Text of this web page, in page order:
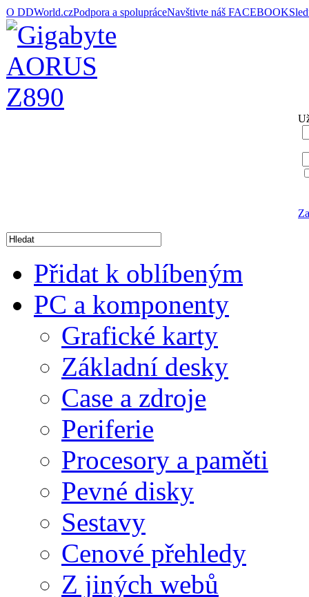
O DDWorld.czPodpora a spolupráceNavštivte náš FACEBOOK
Přidat k oblíbeným
PC a komponenty
Grafické karty
Základní desky
Case a zdroje
Periferie
Procesory a paměti
Pevné disky
Sestavy
Cenové přehledy
Z jiných webů